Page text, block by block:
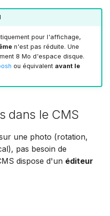
pour l'affichage,
n'est pas réduite. Une
8 Mo d'espace disque.
ou équivalent avant le
dans le CMS
une photo (rotation,
pas besoin de
dispose d'un éditeur